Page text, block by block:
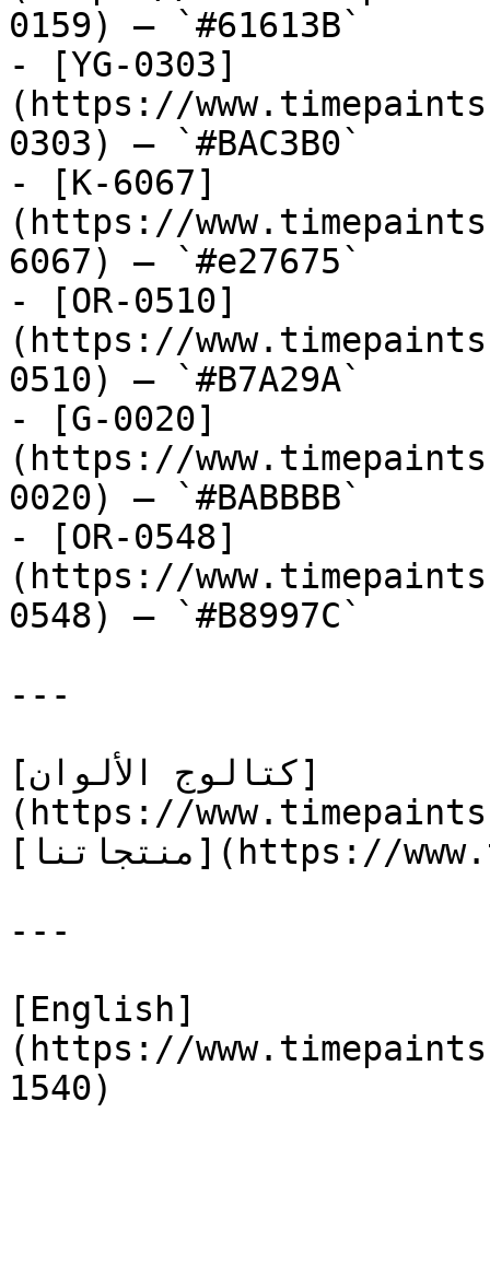
0159) — `#61613B`
- [YG-0303]
(https://
0303) — `#BAC3B0`
- [K-6067]
(https://
6067) — `#e27675`
- [OR-0510]
(https://
0510) — `#B7A29A`
- [G-0020]
(https://
0020) — `#BABBBB`
- [OR-0548]
(https://
0548) — `#B8997C`
---
[كتالوج الألوان]
(https://
[منتجاتنا](https://www.timepaints.com/ar/products)
---
[English]
(https://
1540)